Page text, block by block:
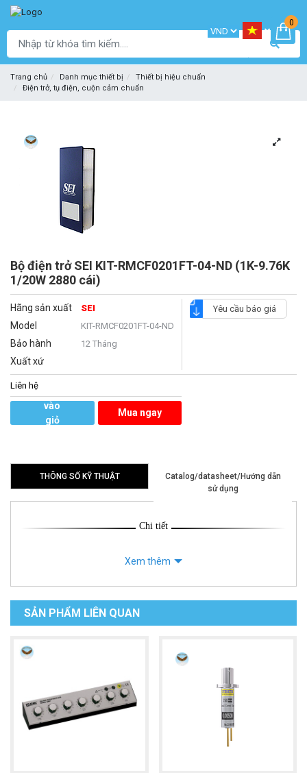
0
Trang chủ Danh mục thiết bị
Thiết bị hiệu chuẩn
Điện trở, tụ điện, cuộn cảm chuẩn
Bộ điện trở SEI KIT-RMCF0201FT-04-ND (1K-9.76K
1/20W 2880 cái)
Hãng sản xuất SEI
Model KIT-RMCF0201FT-04-ND
Bảo hành 12 Tháng
Xuất xứ
Yêu cầu báo giá
Liên hệ
vào
giỏ
Mua ngay
THÔNG SỐ KỸ THUẬT
Catalog/datasheet/Hướng dẫn
sử dụng
Chi tiết
Xem thêm
SẢN PHẨM LIÊN QUAN